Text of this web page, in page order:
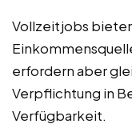
Vollzeitjobs
erfordern aber
Verpflichtung in
Verfügbarkeit.